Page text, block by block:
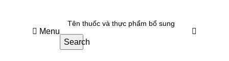
Menu
Search